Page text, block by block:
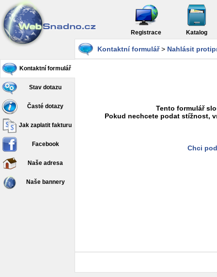
Registrace Katalog
Kontaktní formulář
Stav dotazu
Časté dotazy
Jak zaplatit fakturu
Facebook
Naše adresa
Naše bannery
Kontaktní formulář> Nahlásit
Tento formulář
Pokud nechcete podat stížnost,
Chci